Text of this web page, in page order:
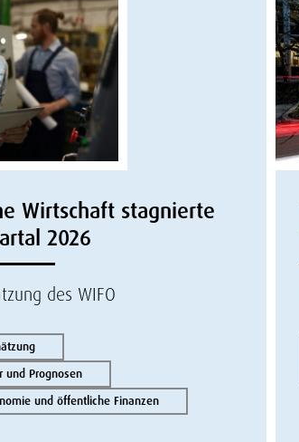
Wirtschaft stagnierte
2026
des WIFO
und Prognosen
und öffentliche Finanzen